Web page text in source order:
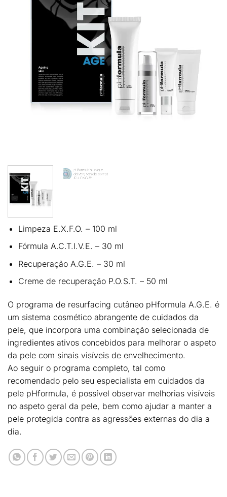
Limpeza E.X.F.O. – 100 ml
Fórmula A.C.T.I.V.E. – 30 ml
Recuperação A.G.E. – 30 ml
Creme de recuperação P.O.S.T. – 50 ml
O programa de resurfacing cutâneo pHformula A.G.E. é
um sistema cosmético abrangente de cuidados da
pele, que incorpora uma combinação selecionada de
ingredientes ativos concebidos para melhorar o aspeto
da pele com sinais visíveis de envelhecimento.
Ao seguir o programa completo, tal como
recomendado pelo seu especialista em cuidados da
pele pHformula, é possível observar melhorias visíveis
no aspeto geral da pele, bem como ajudar a manter a
pele protegida contra as agressões externas do dia a
dia.